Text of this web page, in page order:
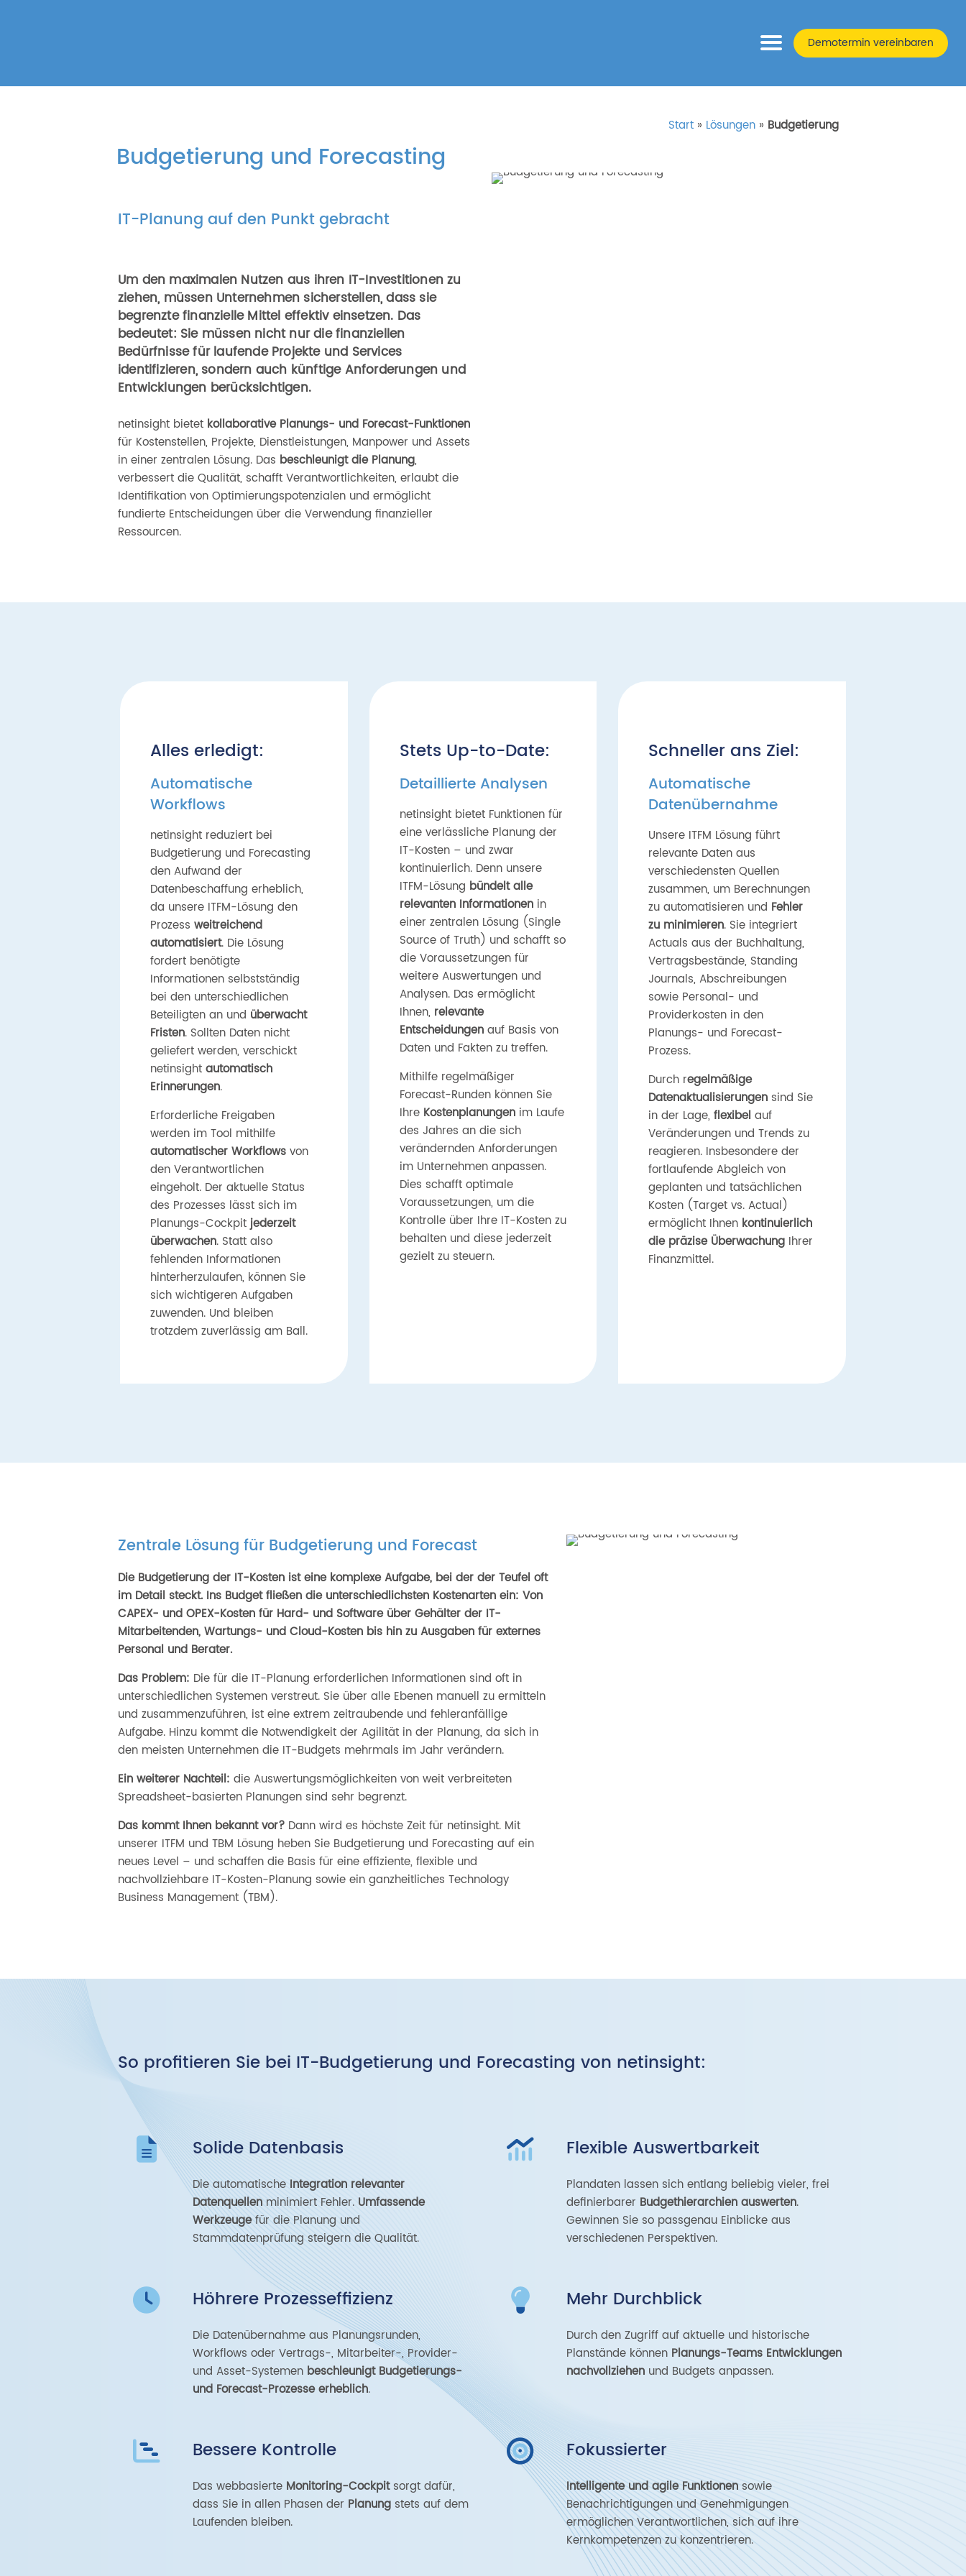
Demotermin vereinbaren
Start » Lösungen » Budgetierung
Budgetierung und Forecasting
IT-Planung auf den Punkt gebracht
Um den maximalen Nutzen aus ihren IT-Investitionen zu
ziehen, müssen Unternehmen sicherstellen, dass sie
begrenzte finanzielle Mittel effektiv einsetzen. Das
bedeutet: Sie müssen nicht nur die finanziellen
Bedürfnisse für laufende Projekte und Services
identifizieren, sondern auch künftige Anforderungen und
Entwicklungen berücksichtigen.
netinsight bietet kollaborative Planungs- und Forecast-Funktionen
für Kostenstellen, Projekte, Dienstleistungen, Manpower und Assets
in einer zentralen Lösung. Das beschleunigt die Planung,
verbessert die Qualität, schafft Verantwortlichkeiten, erlaubt die
Identifikation von Optimierungspotenzialen und ermöglicht
fundierte Entscheidungen über die Verwendung finanzieller
Ressourcen.
Alles erledigt:
Automatische
Workflows
netinsight reduziert bei
Budgetierung und Forecasting
den Aufwand der
Datenbeschaffung erheblich,
da unsere ITFM-Lösung den
Prozess weitreichend
automatisiert. Die Lösung
fordert benötigte
Informationen selbstständig
bei den unterschiedlichen
Beteiligten an und überwacht
Fristen. Sollten Daten nicht
geliefert werden, verschickt
netinsight automatisch
Erinnerungen.
Erforderliche Freigaben
werden im Tool mithilfe
automatischer Workflows von
den Verantwortlichen
eingeholt. Der aktuelle Status
des Prozesses lässt sich im
Planungs-Cockpitjederzeit
überwachen. Statt also
fehlenden Informationen
hinterherzulaufen, können Sie
sich wichtigeren Aufgaben
zuwenden. Und bleiben
trotzdem zuverlässig am Ball.
Stets Up-to-Date:
Detaillierte Analysen
netinsight bietet Funktionen für
eine verlässliche Planung der
IT-Kosten – und zwar
kontinuierlich. Denn unsere
ITFM-Lösung bündelt alle
relevanten Informationenin
einer zentralen Lösung (Single
Source of Truth) und schafft so
die Voraussetzungen für
weitere Auswertungen und
Analysen. Das ermöglicht
Ihnen, relevante
Entscheidungenauf Basis von
Daten und Fakten zu treffen.
Mithilfe regelmäßiger
Forecast-Runden können Sie
Ihre Kostenplanungenim Laufe
des Jahres an die sich
verändernden Anforderungen
im Unternehmen anpassen.
Dies schafft optimale
Voraussetzungen, um die
Kontrolle über Ihre IT-Kosten zu
behalten und diese jederzeit
gezielt zu steuern.
Schneller ans Ziel:
Automatische
Datenübernahme
Unsere ITFM Lösung führt
relevante Daten aus
verschiedensten Quellen
zusammen, um Berechnungen
zu automatisieren und Fehler
zu minimieren. Sie integriert
Actuals aus der Buchhaltung,
Vertragsbestände, Standing
Journals, Abschreibungen
sowie Personal- und
Providerkosten in den
Planungs- und Forecast-
Prozess.
Durch regelmäßige
Datenaktualisierungen sind Sie
in der Lage, flexibel auf
Veränderungen und Trends zu
reagieren. Insbesondere der
fortlaufende Abgleich von
geplanten und tatsächlichen
Kosten (Target vs. Actual)
ermöglicht Ihnen kontinuierlich
die präzise Überwachung Ihrer
Finanzmittel.
Zentrale Lösung für Budgetierung und Forecast
Die Budgetierung der IT-Kosten ist eine komplexe Aufgabe, bei der der Teufel oft
im Detail steckt. Ins Budget fließen die unterschiedlichsten Kostenarten ein: Von
CAPEX- und OPEX-Kosten für Hard- und Software über Gehälter der IT-
Mitarbeitenden, Wartungs- und Cloud-Kosten bis hin zu Ausgaben für externes
Personal und Berater.
Das Problem: Die für die IT-Planung erforderlichen Informationen sind oft in
unterschiedlichen Systemen verstreut. Sie über alle Ebenen manuell zu ermitteln
und zusammenzuführen, ist eine extrem zeitraubende und fehleranfällige
Aufgabe. Hinzu kommt die Notwendigkeit der Agilität in der Planung, da sich in
den meisten Unternehmen die IT-Budgets mehrmals im Jahr verändern.
Ein weiterer Nachteil: die Auswertungsmöglichkeiten von weit verbreiteten
Spreadsheet-basierten Planungen sind sehr begrenzt.
Das kommt Ihnen bekannt vor? Dann wird es höchste Zeit für netinsight. Mit
unserer ITFM und TBM Lösung heben Sie Budgetierung und Forecasting auf ein
neues Level – und schaffen die Basis für eine effiziente, flexible und
nachvollziehbare IT-Kosten-Planung sowie ein ganzheitliches Technology
Business Management (TBM).
So profitieren Sie bei IT-Budgetierung und Forecasting von netinsight:
Solide Datenbasis
Die automatische Integration relevanter
Datenquellen minimiert Fehler. Umfassende
Werkzeugefür die Planung und
Stammdatenprüfung steigern die Qualität.
Flexible Auswertbarkeit
Plandaten lassen sich entlang beliebig vieler, frei
definierbarer Budgethierarchien auswerten.
Gewinnen Sie so passgenau Einblicke aus
verschiedenen Perspektiven.
Höhrere Prozesseffizienz
Die Datenübernahme aus Planungsrunden,
Workflows oder Vertrags-, Mitarbeiter-, Provider-
und Asset-Systemen beschleunigt Budgetierungs-
und Forecast-Prozesse erheblich.
Mehr Durchblick
Durch den Zugriff auf aktuelle und historische
Planstände können Planungs-Teams Entwicklungen
nachvollziehen und Budgets anpassen.
Bessere Kontrolle
Das webbasierte Monitoring-Cockpitsorgt dafür,
dass Sie in allen Phasen der Planung stets auf dem
Laufenden bleiben.
Fokussierter
Intelligente und agile Funktionen sowie
Benachrichtigungen und Genehmigungen
ermöglichen Verantwortlichen, sich auf ihre
Kernkompetenzen zu konzentrieren.